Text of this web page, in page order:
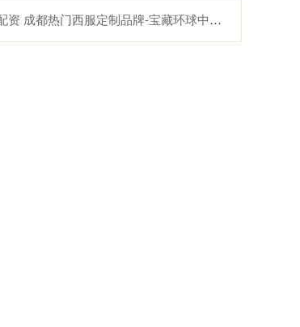
都热门西服定制品牌-宝藏环球中心店-探店分享_面料_西装_场合